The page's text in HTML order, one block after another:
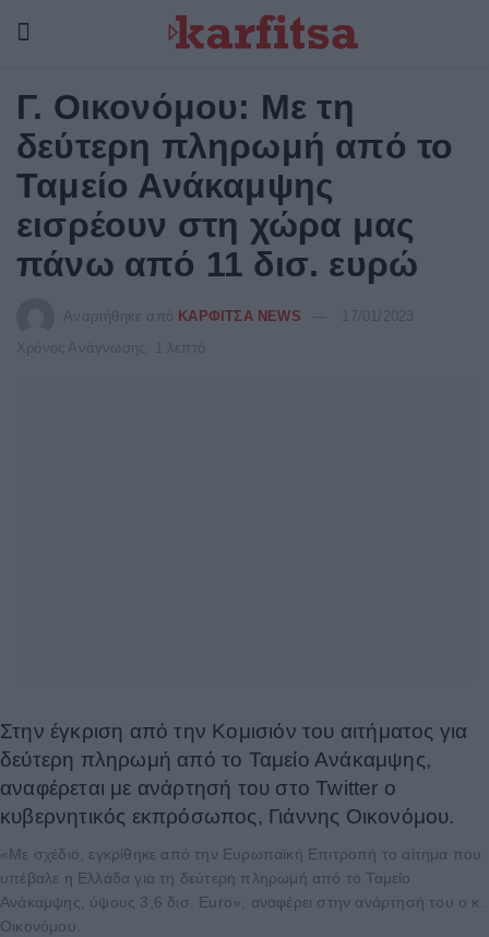
Γ. Οικονόμου: Με τη
δεύτερη πληρωμή από το
Ταμείο Ανάκαμψης
εισρέουν στη χώρα μας
πάνω από 11 δισ. ευρώ
Αναρτήθηκε από ΚΑΡΦΙΤΣΑ NEWS
17/01/2023
Χρόνος Ανάγνωσης: 1 λεπτό
Στην έγκριση από την Κομισιόν του αιτήματος για
δεύτερη πληρωμή από το Ταμείο Ανάκαμψης,
αναφέρεται με ανάρτησή του στο Twitter ο
κυβερνητικός εκπρόσωπος, Γιάννης Οικονόμου.
«Με σχέδιο, εγκρίθηκε από την Ευρωπαϊκή Επιτροπή το αίτημα που
υπέβαλε η Ελλάδα για τη δεύτερη πληρωμή από το Ταμείο
Ανάκαμψης, ύψους 3,6 δισ. Euro», αναφέρει στην ανάρτησή του ο κ.
Οικονόμου.